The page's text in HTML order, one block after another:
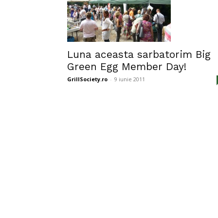
Luna aceasta sarbatorim Big
Green Egg Member Day!
GrillSociety.ro - 9 iunie 2011